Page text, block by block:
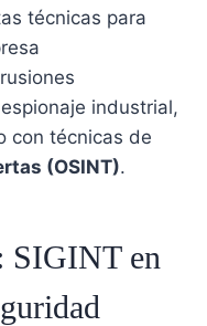
técnicas para
industrial,
con técnicas de
(OSINT).
SIGINT en